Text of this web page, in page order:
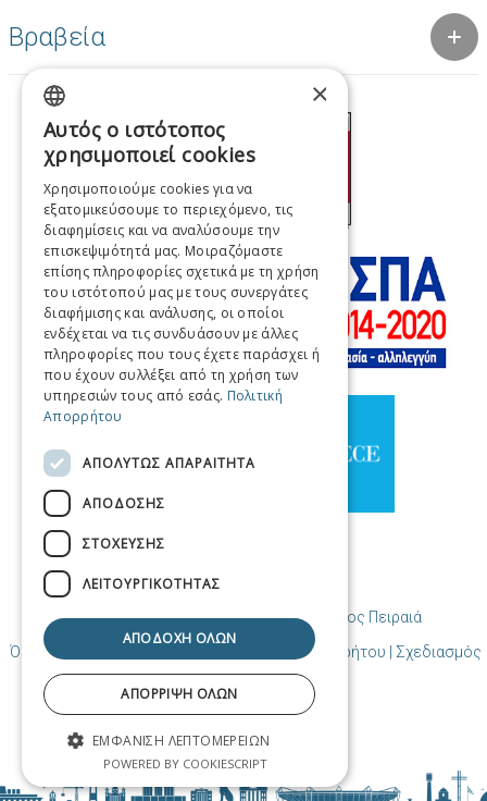
Βραβεία
© Copyright Προορισμός Πειραιάς / Δήμος Πειραιά
Όροι χρήσης | Πολιτική Cookies | Πολιτική Απορρήτου | Σχεδιασμός
GREEK
FRENCH
ITALIAN
GERMAN
SPANISH
CHINESE (SIMPLIFIED)
CHINESE
×
Αυτός ο ιστότοπος
χρησιμοποιεί cookies
Χρησιμοποιούμε cookies για να
εξατομικεύσουμε το περιεχόμενο, τις
διαφημίσεις και να αναλύσουμε την
επισκεψιμότητά μας. Μοιραζόμαστε
επίσης πληροφορίες σχετικά με τη χρήση
του ιστότοπού μας με τους συνεργάτες
διαφήμισης και ανάλυσης, οι οποίοι
ενδέχεται να τις συνδυάσουν με άλλες
πληροφορίες που τους έχετε παράσχει ή
που έχουν συλλέξει από τη χρήση των
υπηρεσιών τους από εσάς. Πολιτική
Απορρήτου
ΑΠΟΛΥΤΩΣ ΑΠΑΡΑΙΤΗΤΑ
ΑΠΟΔΟΣΗΣ
ΣΤΟΧΕΥΣΗΣ
ΛΕΙΤΟΥΡΓΙΚΟΤΗΤΑΣ
ΑΠΟΔΟΧΗ ΟΛΩΝ
ΑΠΟΡΡΙΨΗ ΟΛΩΝ
ΕΜΦΑΝΙΣΗ ΛΕΠΤΟΜΕΡΕΙΩΝ
POWERED BY COOKIESCRIPT